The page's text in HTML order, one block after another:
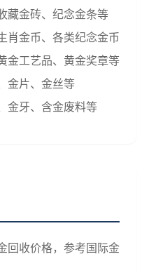
藏金砖、纪念金条等
肖金币、各类纪念金币
金工艺品、黄金奖章等
金片、金丝等
金牙、含金废料等
回收价格，参考国际金